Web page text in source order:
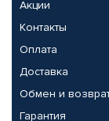
Акции
Контакты
Оплата
Доставка
Обмен и
Гарантия